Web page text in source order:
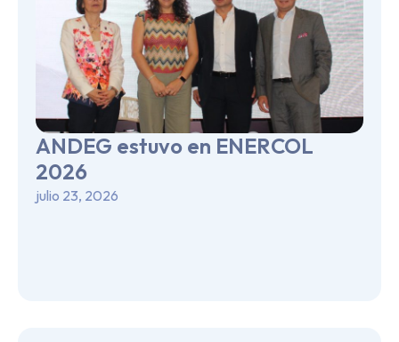
ANDEG estuvo en ENERCOL
2026
julio 23, 2026